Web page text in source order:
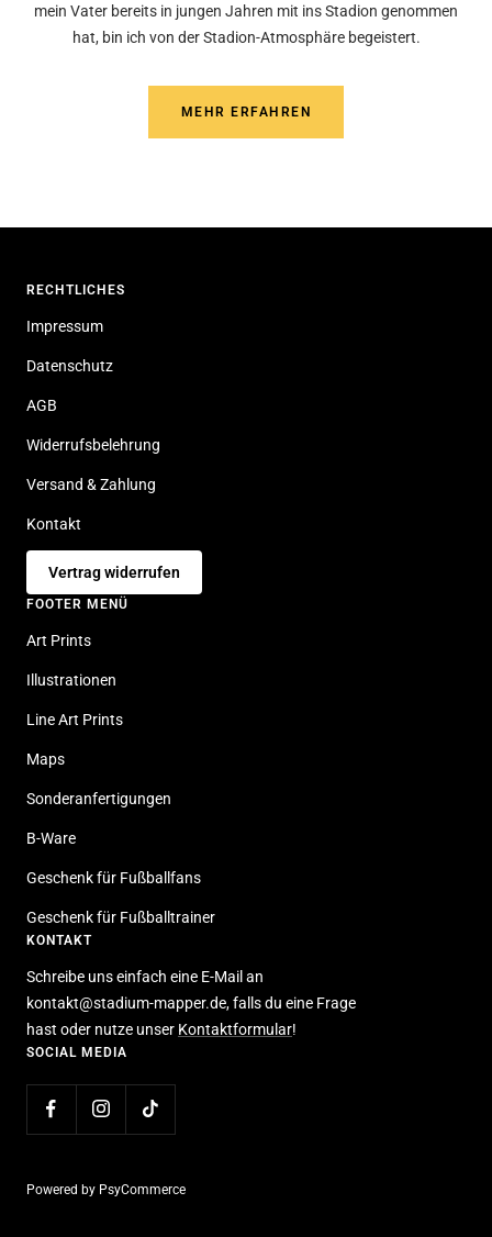
mein Vater bereits in jungen Jahren mit ins Stadion genommen
hat, bin ich von der Stadion-Atmosphäre begeistert.
MEHR ERFAHREN
RECHTLICHES
Impressum
Datenschutz
AGB
Widerrufsbelehrung
Versand & Zahlung
Kontakt
Vertrag widerrufen
FOOTER MENÜ
Art Prints
Illustrationen
Line Art Prints
Maps
Sonderanfertigungen
B-Ware
Geschenk für Fußballfans
Geschenk für Fußballtrainer
KONTAKT
Schreibe uns einfach eine E-Mail an
kontakt@stadium-mapper.de, falls du eine Frage
hast oder nutze unser Kontaktformular!
SOCIAL MEDIA
Powered by PsyCommerce